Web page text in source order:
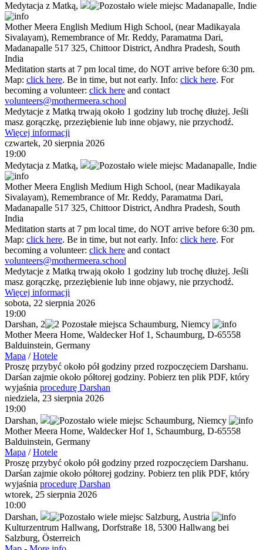
Medytacja z Matką, Madanapalle, Indie
Mother Meera English Medium High School, (near Madikayala
Sivalayam), Remembrance of Mr. Reddy, Paramatma Dari,
Madanapalle 517 325, Chittoor District, Andhra Pradesh, South
India
Meditation starts at 7 pm local time, do NOT arrive before 6:30 pm.
Map: click here. Be in time, but not early. Info: click here. For
becoming a volunteer: click here and contact
volunteers@mothermeera.school
Medytacje z Matką trwają około 1 godziny lub trochę dłużej. Jeśli
masz gorączkę, przeziębienie lub inne objawy, nie przychodź.
Więcej informacji
czwartek, 20 sierpnia 2026
19:00
Medytacja z Matką, Madanapalle, Indie
Mother Meera English Medium High School, (near Madikayala
Sivalayam), Remembrance of Mr. Reddy, Paramatma Dari,
Madanapalle 517 325, Chittoor District, Andhra Pradesh, South
India
Meditation starts at 7 pm local time, do NOT arrive before 6:30 pm.
Map: click here. Be in time, but not early. Info: click here. For
becoming a volunteer: click here and contact
volunteers@mothermeera.school
Medytacje z Matką trwają około 1 godziny lub trochę dłużej. Jeśli
masz gorączkę, przeziębienie lub inne objawy, nie przychodź.
Więcej informacji
sobota, 22 sierpnia 2026
19:00
Darshan, 2 Schaumburg, Niemcy
Mother Meera Home, Waldecker Hof 1, Schaumburg, D-65558
Balduinstein, Germany
Mapa /Hotele
Proszę przybyć około pół godziny przed rozpoczęciem Darshanu.
Darśan zajmie około półtorej godziny. Pobierz ten plik PDF, który
wyjaśnia procedurę Darshan
niedziela, 23 sierpnia 2026
19:00
Darshan, Schaumburg, Niemcy
Mother Meera Home, Waldecker Hof 1, Schaumburg, D-65558
Balduinstein, Germany
Mapa /Hotele
Proszę przybyć około pół godziny przed rozpoczęciem Darshanu.
Darśan zajmie około półtorej godziny. Pobierz ten plik PDF, który
wyjaśnia procedurę Darshan
wtorek, 25 sierpnia 2026
10:00
Darshan, Salzburg, Austria
Kulturzentrum Hallwang, Dorfstraße 18, 5300 Hallwang bei
Salzburg, Österreich